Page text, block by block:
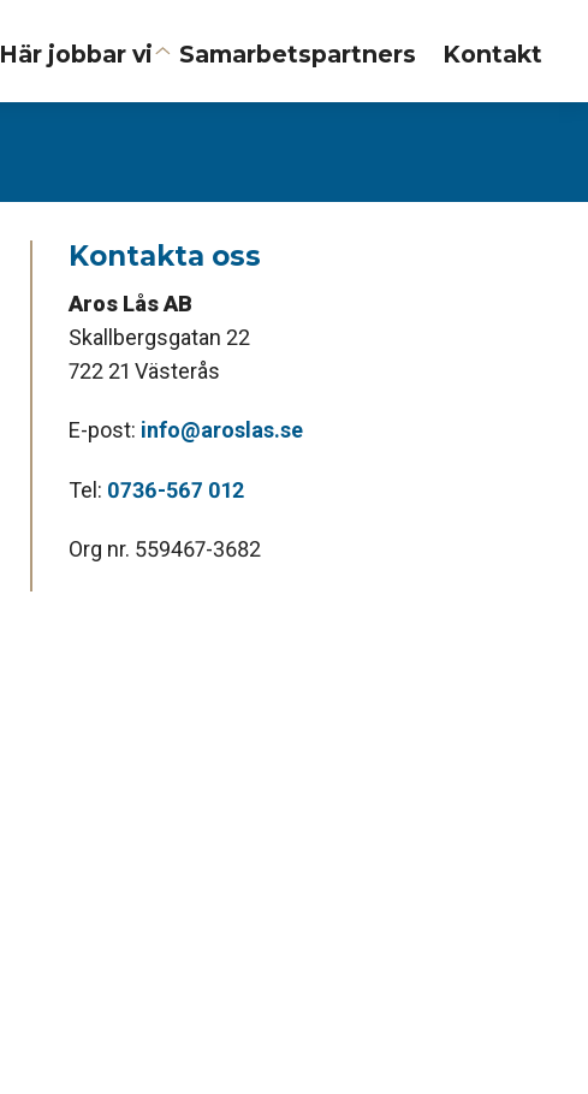
Här jobbar vi Samarbetspartners Kontakt
Kontakta oss
Aros Lås AB
Skallbergsgatan 22
722 21 Västerås
E-post: info@aroslas.se
Tel: 0736-567 012
Org nr. 559467-3682